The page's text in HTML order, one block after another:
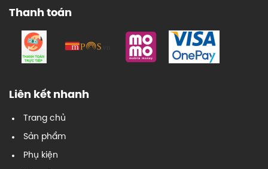
Thanh toán
Liên kết nhanh
Trang chủ
Sản phẩm
Phụ kiện